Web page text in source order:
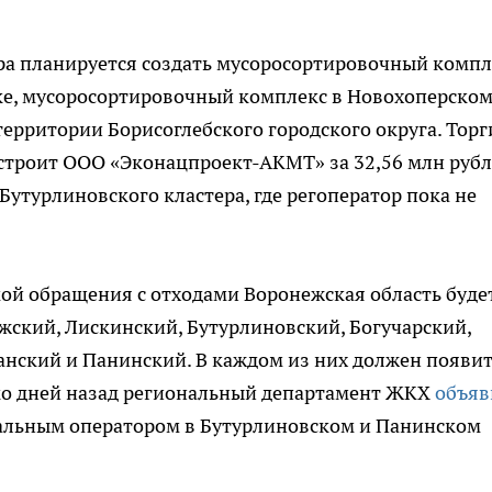
планируется создать мусоросортировочный
мусоросортировочный комплекс в Новохоперском
Борисоглебского городского округа.
ООО «Эконацпроект-АКМТ» за 32,56 млн
кластера, где регоператор пока не
обращения с отходами Воронежская область
Лискинский, Бутурлиновский, Богучарский,
и Панинский. В каждом из них должен
дней назад региональный департамент ЖКХ
оператором в Бутурлиновском и Панинском